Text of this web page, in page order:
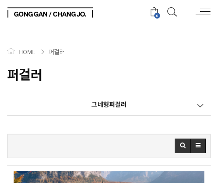
0
HOME > 퍼걸러
퍼걸러
그네형퍼걸러